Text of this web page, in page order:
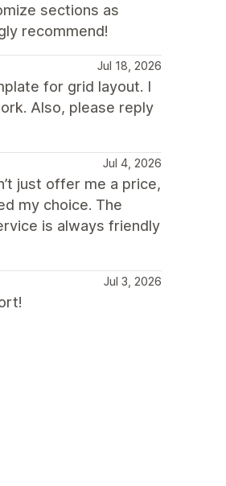
sections as
recommend!
Jul 18, 2026
for grid layout. I
Also, please reply
Jul 4, 2026
just offer me a price,
my choice. The
is always friendly
Jul 3, 2026